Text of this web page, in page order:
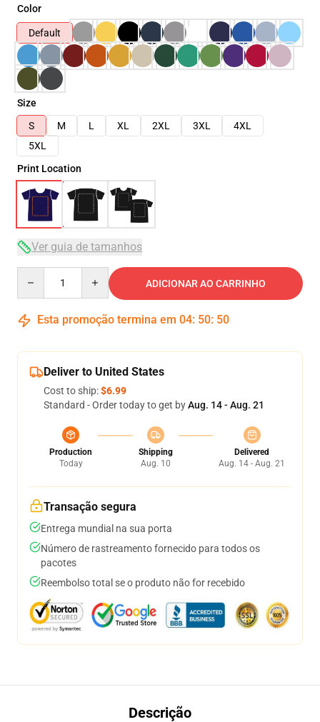
Color
Default
Size
S
M L XL 2XL 3XL
4XL
5XL
Print Location
Ver guia de tamanhos
ADICIONAR AO CARRINHO
Esta promoção termina em 04: 50: 50
Deliver to United States
Cost to ship:$6.99
Standard - Order today to get byAug. 14 - Aug. 21
Production
Today
Shipping
Aug. 10
Delivered
Aug. 14 - Aug. 21
Transação segura
Entrega mundial na sua porta
Número de rastreamento fornecido para todos os
pacotes
Reembolso total se o produto não for recebido
Descrição